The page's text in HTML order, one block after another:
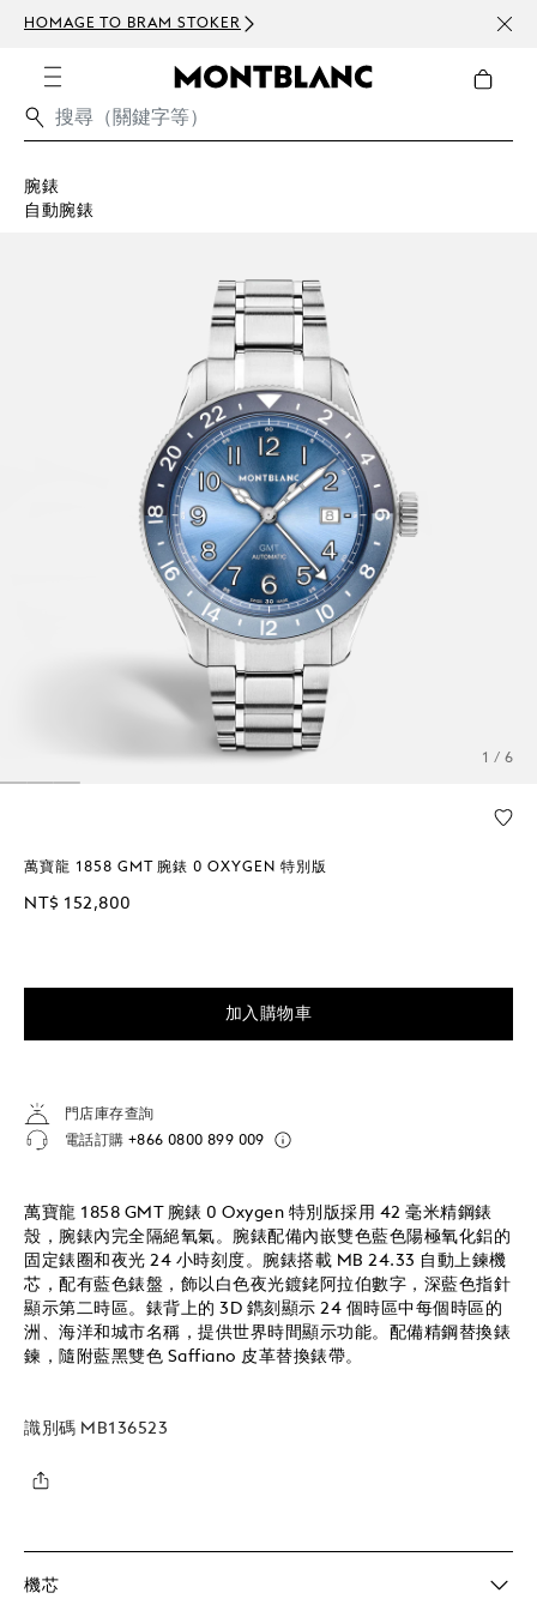
HOMAGE TO BRAM STOKER 訂閱
腕錶
自動腕錶
1 / 6
萬寶龍 1858 GMT 腕錶 0 OXYGEN 特別版
NT$ 152,800
加入購物車
門店庫存查詢
電話訂購 +866 0800 899 009
萬寶龍 1858 GMT 腕錶 0 Oxygen 特別版採用 42 毫米精鋼錶
殼，腕錶內完全隔絕氧氣。腕錶配備內嵌雙色藍色陽極氧化鋁的
固定錶圈和夜光 24 小時刻度。腕錶搭載 MB 24.33 自動上鍊機
芯，配有藍色錶盤，飾以白色夜光鍍銠阿拉伯數字，深藍色指針
顯示第二時區。錶背上的 3D 鐫刻顯示 24 個時區中每個時區的
洲、海洋和城市名稱，提供世界時間顯示功能。配備精鋼替換錶
鍊，隨附藍黑雙色 Saffiano 皮革替換錶帶。
識別碼 MB136523
機芯